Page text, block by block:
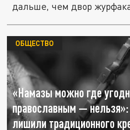
дальше, чем двор
«Намазы можно где
православным —
лишили традиционного
ОБЩЕСТВО